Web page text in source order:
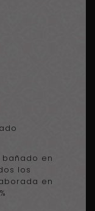
en
los
en